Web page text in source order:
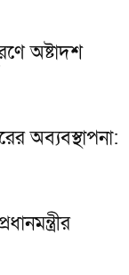
অষ্টাদশ
অব্যবস্থাপনা: